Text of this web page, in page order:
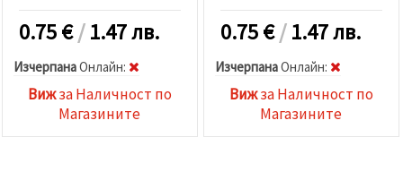
0.75€/1.47 лв.
ИзчерпанаOнлайн:
Вижза Наличност по
Магазините
0.75€/1.47 лв.
ИзчерпанаOнлайн:
Вижза Наличност по
Магазините